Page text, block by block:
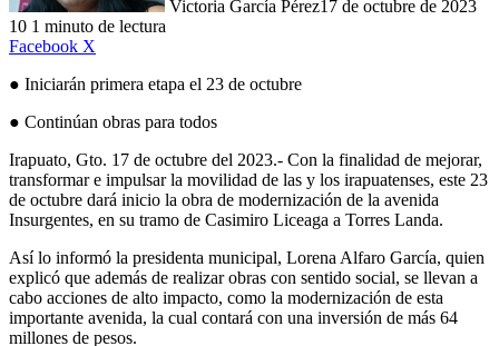
Victoria García Pérez17 de octubre de 2023
10 1 minuto de lectura
Facebook X
● Iniciarán primera etapa el 23 de octubre
● Continúan obras para todos
Irapuato, Gto. 17 de octubre del 2023.- Con la finalidad de mejorar,
transformar e impulsar la movilidad de las y los irapuatenses, este 23
de octubre dará inicio la obra de modernización de la avenida
Insurgentes, en su tramo de Casimiro Liceaga a Torres Landa.
Así lo informó la presidenta municipal, Lorena Alfaro García, quien
explicó que además de realizar obras con sentido social, se llevan a
cabo acciones de alto impacto, como la modernización de esta
importante avenida, la cual contará con una inversión de más 64
millones de pesos.